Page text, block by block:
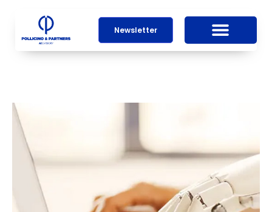
Newsletter